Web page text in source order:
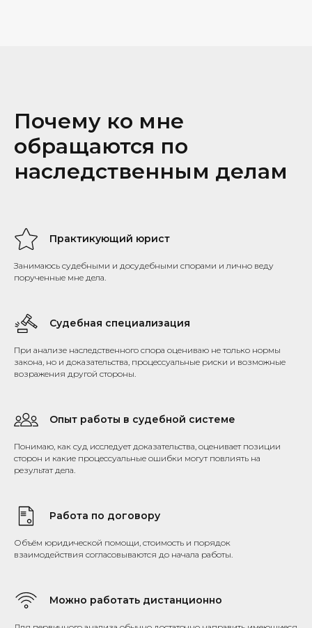
Почему ко мне
обращаются по
наследственным делам
Практикующий юрист
Занимаюсь судебными и досудебными спорами и лично веду
порученные мне дела.
Судебная специализация
При анализе наследственного спора оцениваю не только нормы
закона, но и доказательства, процессуальные риски и возможные
возражения другой стороны.
Опыт работы в судебной системе
Понимаю, как суд исследует доказательства, оценивает позиции
сторон и какие процессуальные ошибки могут повлиять на
результат дела.
Работа по договору
Объём юридической помощи, стоимость и порядок
взаимодействия согласовываются до начала работы.
Можно работать дистанционно